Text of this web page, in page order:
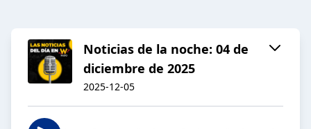
Noticias de la noche: 04 de
diciembre de 2025
2025-12-05